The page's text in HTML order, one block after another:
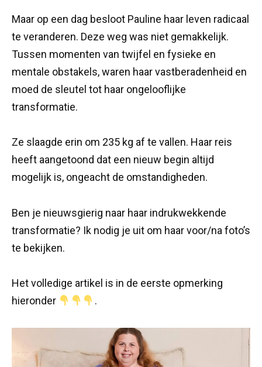
Maar op een dag besloot Pauline haar leven radicaal
te veranderen. Deze weg was niet gemakkelijk.
Tussen momenten van twijfel en fysieke en
mentale obstakels, waren haar vastberadenheid en
moed de sleutel tot haar ongelooflijke
transformatie.
Ze slaagde erin om 235 kg af te vallen. Haar reis
heeft aangetoond dat een nieuw begin altijd
mogelijk is, ongeacht de omstandigheden.
Ben je nieuwsgierig naar haar indrukwekkende
transformatie? Ik nodig je uit om haar voor/na foto’s
te bekijken.
Het volledige artikel is in de eerste opmerking
hieronder
.